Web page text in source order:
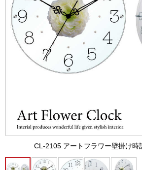
CL-2105 アートフラワー壁掛け時